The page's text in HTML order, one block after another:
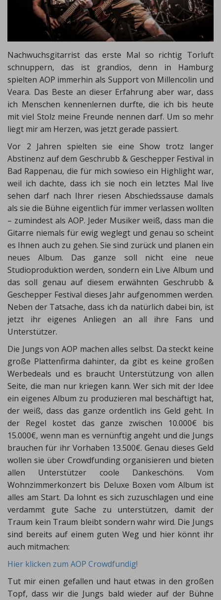
Nachwuchsgitarrist das erste Mal so richtig Torluft
schnuppern, das ist grandios, denn in Hamburg
spielten AOP immerhin als Support von Millencolin und
Veara. Das Beste an dieser Erfahrung aber war, dass
ich Menschen kennenlernen durfte, die ich bis heute
mit viel Stolz meine Freunde nennen darf. Um so mehr
liegt mir am Herzen, was jetzt gerade passiert.
Vor 2 Jahren spielten sie eine Show trotz langer
Abstinenz auf dem Geschrubb & Geschepper Festival in
Bad Rappenau, die für mich sowieso ein Highlight war,
weil ich dachte, dass ich sie noch ein letztes Mal live
sehen darf nach Ihrer riesen Abschiedssause damals
als sie die Bühne eigentlich für immer verlassen wollten
– zumindest als AOP. Jeder Musiker weiß, dass man die
Gitarre niemals für ewig weglegt und genau so scheint
es Ihnen auch zu gehen. Sie sind zurück und planen ein
neues Album. Das ganze soll nicht eine neue
Studioproduktion werden, sondern ein Live Album und
das soll genau auf diesem erwähnten Geschrubb &
Geschepper Festival dieses Jahr aufgenommen werden.
Neben der Tatsache, dass ich da natürlich dabei bin, ist
jetzt ihr eigenes Anliegen an all ihre Fans und
Unterstützer.
Die Jungs von AOP machen alles selbst. Da steckt keine
große Plattenfirma dahinter, da gibt es keine großen
Werbedeals und es braucht Unterstützung von allen
Seite, die man nur kriegen kann. Wer sich mit der Idee
ein eigenes Album zu produzieren mal beschäftigt hat,
der weiß, dass das ganze ordentlich ins Geld geht. In
der Regel kostet das ganze zwischen 10.000€ bis
15.000€, wenn man es vernünftig angeht und die Jungs
brauchen für ihr Vorhaben 13.500€. Genau dieses Geld
wollen sie über Crowdfunding organisieren und bieten
allen Unterstützer coole Dankeschöns. Vom
Wohnzimmerkonzert bis Deluxe Boxen vom Album ist
alles am Start. Da lohnt es sich zuzuschlagen und eine
verdammt gute Sache zu unterstützen, damit der
Traum kein Traum bleibt sondern wahr wird. Die Jungs
sind bereits auf einem guten Weg und hier könnt ihr
auch mitmachen:
Hier klicken zum AOP Crowdfundig!
Tut mir einen gefallen und haut etwas in den großen
Topf, dass wir die Jungs bald wieder auf der Bühne